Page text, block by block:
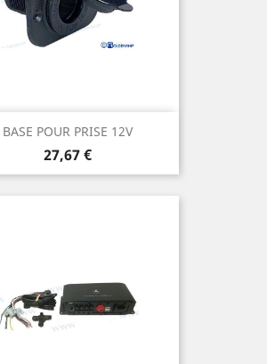
BASE POUR PRISE 12V
Prix
27,67 €